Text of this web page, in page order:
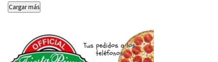
Cargar más